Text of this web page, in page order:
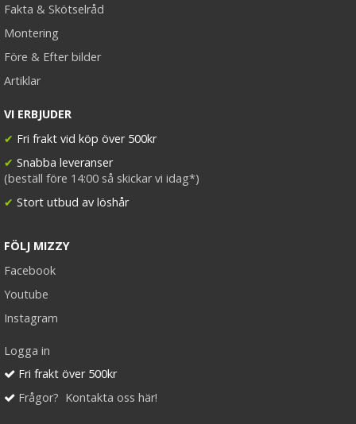
Rundad tång för isättning av microringar - Svart
149 kr
Fakta & Skötselråd
Montering
Före & Efter bilder
Artiklar
VI ERBJUDER
✔ Fri frakt vid köp över 500kr
✔ Snabba leveranser
(beställ före 14:00 så skickar vi idag*)
✔ Stort utbud av löshår
FÖLJ MIZZY
Facebook
Youtube
Instagram
Logga in
Fri frakt över 500kr
Frågor? Kontakta oss här!